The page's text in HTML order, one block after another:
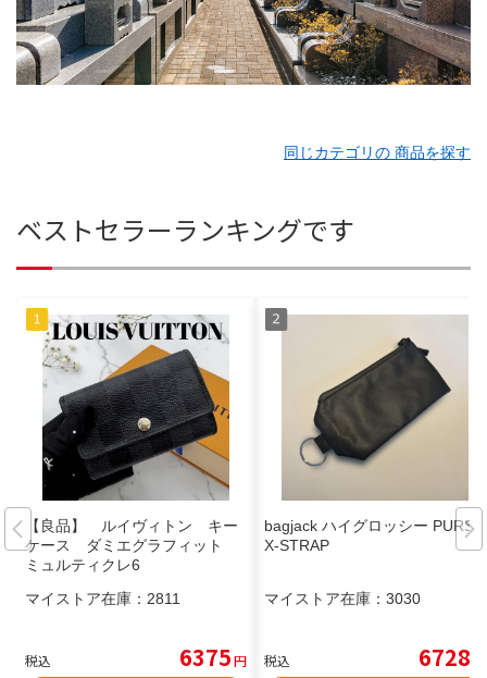
同じカテゴリの 商品を探す
ベストセラーランキングです
【良品】 ルイヴィトン キー
ケース ダミエグラフィット
ミュルティクレ6
マイストア在庫： 2811
税込 6375円
bagjack ハイグロッシー PURSE
X-STRAP
マイストア在庫： 3030
税込 6728